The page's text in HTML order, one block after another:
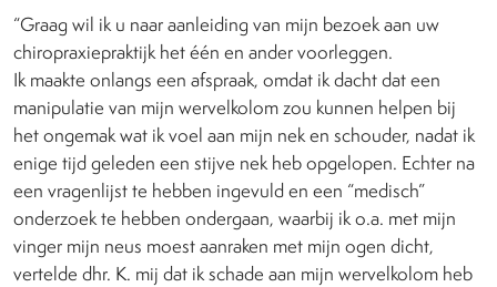
“Graag wil ik u naar aanleiding van mijn bezoek aan uw
chiropraxiepraktijk het één en ander voorleggen.
Ik maakte onlangs een afspraak, omdat ik dacht dat een
manipulatie van mijn wervelkolom zou kunnen helpen bij
het ongemak wat ik voel aan mijn nek en schouder, nadat ik
enige tijd geleden een stijve nek heb opgelopen. Echter na
een vragenlijst te hebben ingevuld en een “medisch”
onderzoek te hebben ondergaan, waarbij ik o.a. met mijn
vinger mijn neus moest aanraken met mijn ogen dicht,
vertelde dhr. K. mij dat ik schade aan mijn wervelkolom heb